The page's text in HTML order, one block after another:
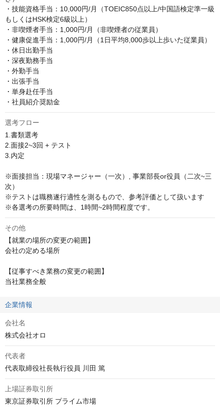
・技能資格手当：10,000円/月（TOEIC850点以上/中国語検定準一級
もしくはHSK検定6級以上）
・非喫煙者手当：1,000円/月（非喫煙者の従業員）
・健康促進手当：1,000円/月（1日平均8,000歩以上歩いた従業員）
・休日出勤手当
・深夜勤務手当
・外勤手当
・出張手当
・単身赴任手当
・社員紹介奨励金
選考フロー
1.書類選考
2.面接2~3回 + テスト
3.内定
※面接担当：現場マネージャー（一次）, 事業部長or役員（二次~三
次）
※テストは職務遂行適性を測るもので、参考評価として扱います
※各選考の所要時間は、1時間~2時間程度です。
その他
【就業の場所の変更の範囲】
会社の定める場所
【従事すべき業務の変更の範囲】
当社業務全般
企業情報
会社名
株式会社オロ
代表者
代表取締役社長執行役員 川田 篤
上場証券取引所
東京証券取引所 プライム市場